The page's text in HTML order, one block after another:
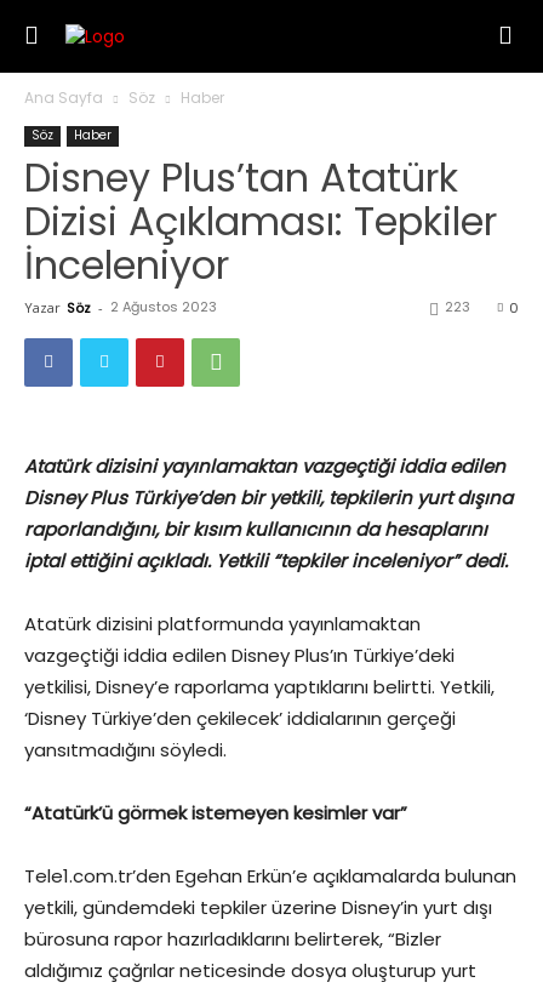
Ana Sayfa Söz Haber
Söz Haber
Disney Plus’tan Atatürk
Dizisi Açıklaması: Tepkiler
İnceleniyor
Yazar Söz - 2 Ağustos 2023 0
223
Atatürk dizisini yayınlamaktan vazgeçtiği iddia edilen
Disney Plus Türkiye’den bir yetkili, tepkilerin yurt dışına
raporlandığını, bir kısım kullanıcının da hesaplarını
iptal ettiğini açıkladı. Yetkili “tepkiler inceleniyor” dedi.
Atatürk dizisini platformunda yayınlamaktan
vazgeçtiği iddia edilen Disney Plus’ın Türkiye’deki
yetkilisi, Disney’e raporlama yaptıklarını belirtti. Yetkili,
‘Disney Türkiye’den çekilecek’ iddialarının gerçeği
yansıtmadığını söyledi.
“Atatürk’ü görmek istemeyen kesimler var”
Tele1.com.tr’den Egehan Erkün’e açıklamalarda bulunan
yetkili, gündemdeki tepkiler üzerine Disney’in yurt dışı
bürosuna rapor hazırladıklarını belirterek, “Bizler
aldığımız çağrılar neticesinde dosya oluşturup yurt